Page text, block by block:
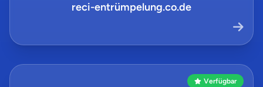
reci-entrümpelung.co.de
Verfügbar